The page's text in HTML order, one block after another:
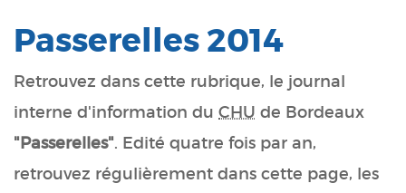
Passerelles 2014
Retrouvez dans cette rubrique, le journal
interne d'information du CHU de Bordeaux
"Passerelles". Edité quatre fois par an,
retrouvez régulièrement dans cette page, les